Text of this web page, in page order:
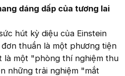
dáng dấp của tương lai
hút kỳ diệu của Einstein
thuần là một phương tiện
là một "phòng thí nghiệm thu
những trải nghiệm "mắt